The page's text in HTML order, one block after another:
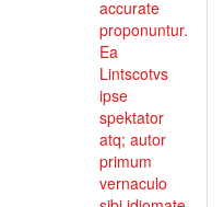
accurate
proponuntur.
Ea
Lintscotvs
ipse
spektator
atq; autor
primum
vernaculo